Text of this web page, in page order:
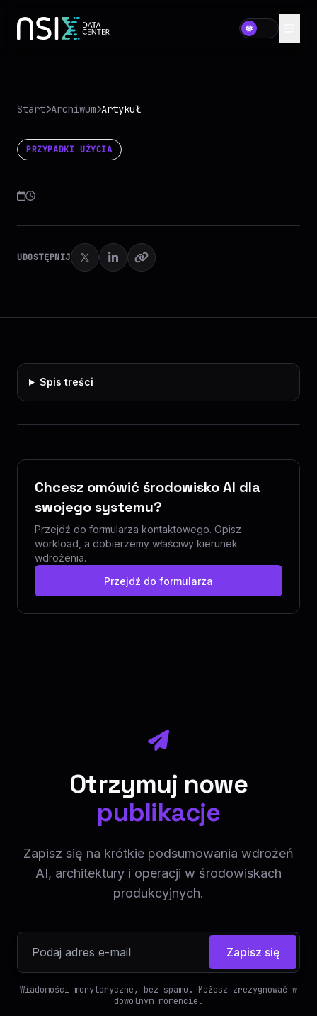
Start Archiwum Artykuł
PRZYPADKI UŻYCIA
UDOSTĘPNIJ
Spis treści
Chcesz omówić środowisko AI dla
swojego systemu?
Przejdź do formularza kontaktowego. Opisz
workload, a dobierzemy właściwy kierunek
wdrożenia.
Przejdź do formularza
Otrzymuj nowe
publikacje
Zapisz się na krótkie podsumowania wdrożeń
AI, architektury i operacji w środowiskach
produkcyjnych.
Zapisz się
Wiadomości merytoryczne, bez spamu. Możesz zrezygnować w
dowolnym momencie.